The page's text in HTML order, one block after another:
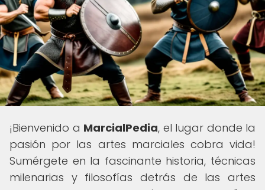
¡Bienvenido a MarcialPedia, el lugar donde la
pasión por las artes marciales cobra vida!
Sumérgete en la fascinante historia, técnicas
milenarias y filosofías detrás de las artes